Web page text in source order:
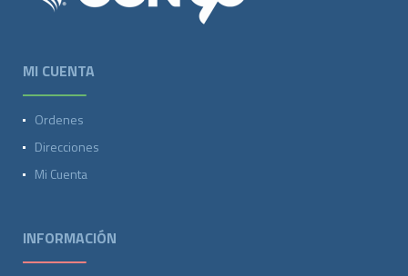
MI CUENTA
Ordenes
Direcciones
Mi Cuenta
INFORMACIÓN